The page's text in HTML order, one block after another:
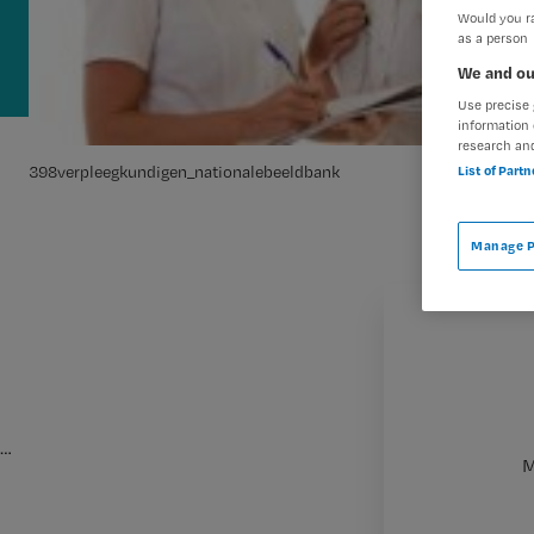
398verpleegkundigen_nationalebeeldbank
…
Would you
as a person
We and
Use
information
research
List of
Manage